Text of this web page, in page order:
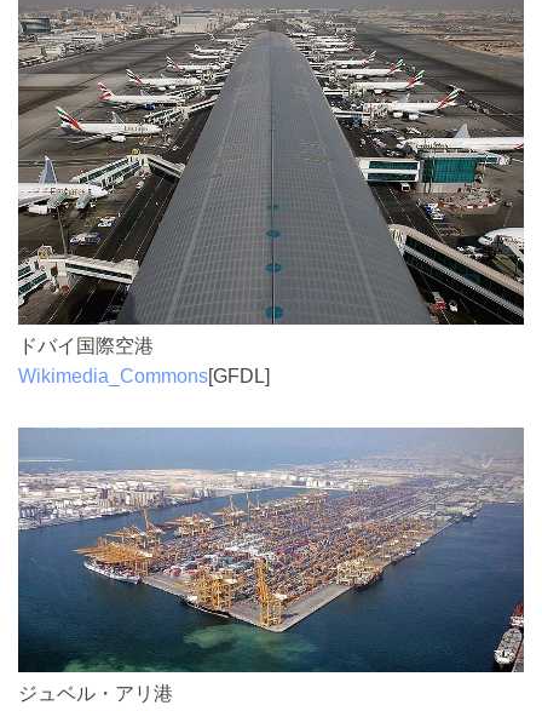
ドバイ国際空港
Wikimedia_Commons[GFDL]
ジュベル・アリ港